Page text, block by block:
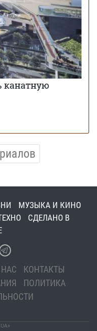
канатную
МУЗЫКА И КИНО
СДЕЛАНО В
КОНТАКТЫ
ПОЛИТИКА